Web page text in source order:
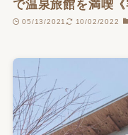
で温泉旅館を満喫《
05/13/2021 10/02/2022